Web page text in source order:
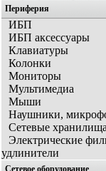
Периферия
ИБП
ИБП аксессуары
Клавиатуры
Колонки
Мониторы
Мультимедиа
Мыши
Наушники,
Сетевые хранилища
Электрические
удлинители
Сетевое оборудование